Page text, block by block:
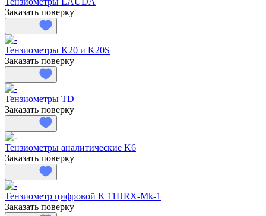
Заказать поверку
Тензиометры K20 и K20S
Заказать поверку
Тензиометры TD
Заказать поверку
Тензиометры аналитические K6
Заказать поверку
Тензиометр цифровой K 11HRX-Mk-1
Заказать поверку